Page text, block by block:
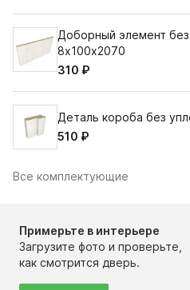
Доборный элемент без
8х100х2070
310 ₽
Деталь короба без
510 ₽
Все комплектующие
Примерьте в интерьере
Загрузите фото и проверьте,
как смотрится дверь.